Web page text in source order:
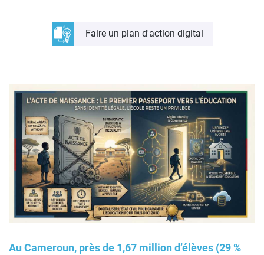
Faire un plan d'action digital
Au Cameroun, près de 1,67 million d’élèves (29 %